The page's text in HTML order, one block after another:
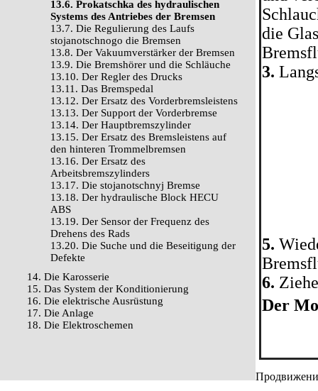
13.6. Prokatschka des hydraulischen
Systems des Antriebes der Bremsen
13.7. Die Regulierung des Laufs
stojanotschnogo die Bremsen
13.8. Der Vakuumverstärker der Bremsen
13.9. Die Bremshörer und die Schläuche
13.10. Der Regler des Drucks
13.11. Das Bremspedal
13.12. Der Ersatz des Vorderbremsleistens
13.13. Der Support der Vorderbremse
13.14. Der Hauptbremszylinder
13.15. Der Ersatz des Bremsleistens auf
den hinteren Trommelbremsen
13.16. Der Ersatz des
Arbeitsbremszylinders
13.17. Die stojanotschnyj Bremse
13.18. Der hydraulische Block HECU
ABS
13.19. Der Sensor der Frequenz des
Drehens des Rads
13.20. Die Suche und die Beseitigung der
Defekte
14. Die Karosserie
15. Das System der Konditionierung
16. Die elektrische Ausrüstung
17. Die Anlage
18. Die Elektroschemen
die
3.
5.
6.
Der